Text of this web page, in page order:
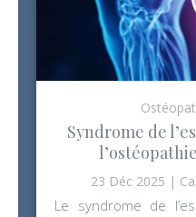
Syndrome de
23 Déc 2025
Le syndrome de